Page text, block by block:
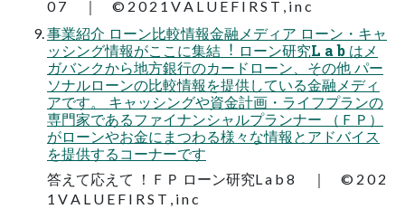
0 7 ｜ © 2 0 2 1 V A L U E F I R S T , i n c
事業紹介 ローン比較情報金融メディア ローン・キャ
ッシング情報がここに集結︕ ローン研究L a b はメ
ガバンクから地方銀行のカードローン、その他 パー
ソナルローンの比較情報を提供している金融メディ
アです。 キャッシングや資金計画・ライフプランの
専門家であるファイナンシャルプランナー （ＦＰ）
がローンやお金にまつわる様々な情報とアドバイス
を提供するコーナーです
答えて応えて ！ＦＰ ローン研究L a b 8 ｜ © 2 0 2
1 V A L U E F I R S T , i n c